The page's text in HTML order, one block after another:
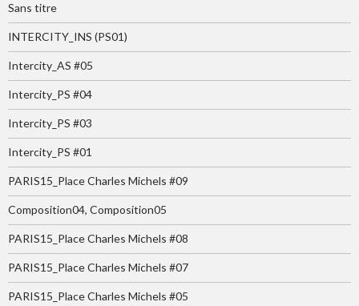
Sans titre
INTERCITY_INS (PS01)
Intercity_AS #05
Intercity_PS #04
Intercity_PS #03
Intercity_PS #01
PARIS15_Place Charles Michels #09
Composition04, Composition05
PARIS15_Place Charles Michels #08
PARIS15_Place Charles Michels #07
PARIS15_Place Charles Michels #05